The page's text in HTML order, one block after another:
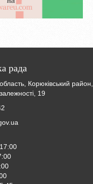
рада
Корюківський район,
19